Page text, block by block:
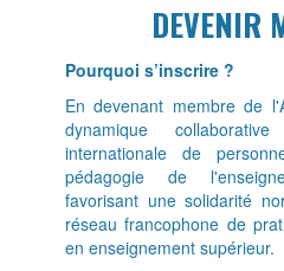
DEVENIR
Présentation
Pourquoi s’inscrire ?
En devenant membre de
dynamique
internationale de
pédagogie de
favorisant une solidarité
réseau francophone de
en enseignement supérieur.